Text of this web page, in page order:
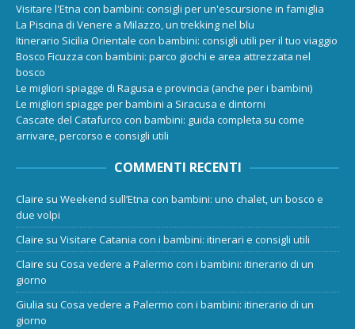
Visitare l'Etna con bambini: consigli per un'escursione in famiglia
La Piscina di Venere a Milazzo, un trekking nel blu
Itinerario Sicilia Orientale con bambini: consigli utili per il tuo viaggio
Bosco Ficuzza con bambini: parco giochi e area attrezzata nel
bosco
Le migliori spiagge di Ragusa e provincia (anche per i bambini)
Le migliori spiagge per bambini a Siracusa e dintorni
Cascate del Catafurco con bambini: guida completa su come
arrivare, percorso e consigli utili
COMMENTI RECENTI
Claire su Weekend sull’Etna con bambini: uno chalet, un bosco e
due volpi
Claire su Visitare Catania con i bambini: itinerari e consigli utili
Claire su Cosa vedere a Palermo con i bambini: itinerario di un
giorno
Giulia su Cosa vedere a Palermo con i bambini: itinerario di un
giorno